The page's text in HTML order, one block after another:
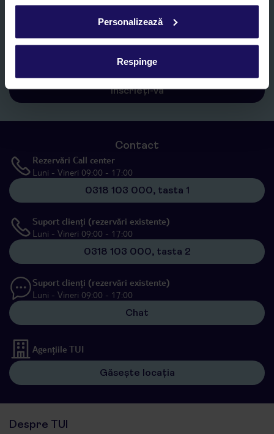
Personalizează
Respinge
Sunt de acord cu prelucrarea datelor mele personale de către TUI
specificat în„Informații privind prelucrarea datelor cu caracter
, prin mijloace electronice de comunicare (e-mail),
Înscrieți-vă
Contact
Rezervări Call center
Luni - Vineri 09:00 - 17:00
0318 103 000, tasta 1
Suport clienți (rezervări existente)
Luni - Vineri 09:00 - 17:00
0318 103 000, tasta 2
Suport clienți (rezervări existente)
Luni - Vineri 09:00 - 17:00
Chat
Agențiile TUI
Găsește locația
Despre TUI